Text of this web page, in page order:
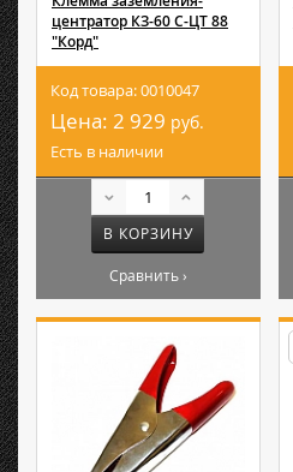
центратор КЗ-60 С-ЦТ 88
"Корд"
Код товара: 0010047
Цена: 2 929 руб.
Есть в наличии
В КОРЗИНУ
Сравнить ›